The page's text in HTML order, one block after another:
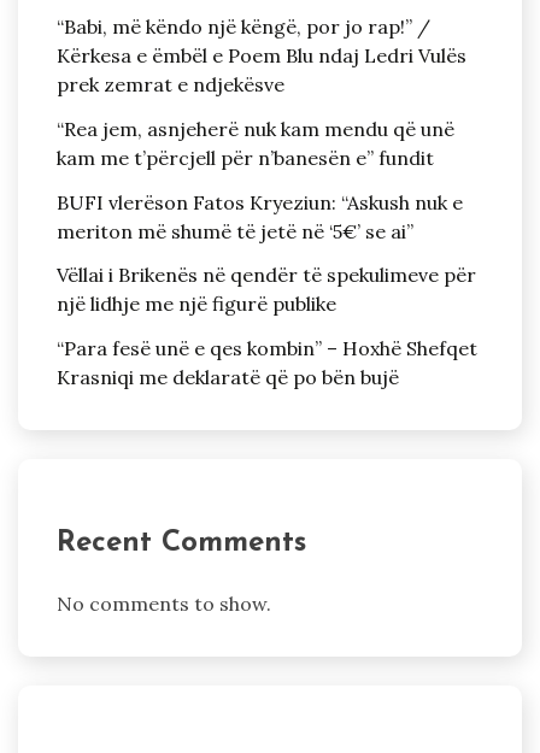
“Babi, më këndo një këngë, por jo rap!” /
Kërkesa e ëmbël e Poem Blu ndaj Ledri Vulës
prek zemrat e ndjekësve
“Rea jem, asnjeherë nuk kam mendu që unë
kam me t’përcjell për n’banesën e” fundit
BUFI vlerëson Fatos Kryeziun: “Askush nuk e
meriton më shumë të jetë në ‘5€’ se ai”
Vëllai i Brikenës në qendër të spekulimeve për
një lidhje me një figurë publike
“Para fesë unë e qes kombin” – Hoxhë Shefqet
Krasniqi me deklaratë që po bën bujë
Recent Comments
No comments to show.